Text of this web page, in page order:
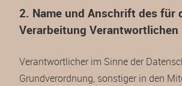
2. Name und Anschrift des für
Verarbeitung Verantwortlichen
Verantwortlicher im Sinne der
Grundverordnung, sonstiger in den